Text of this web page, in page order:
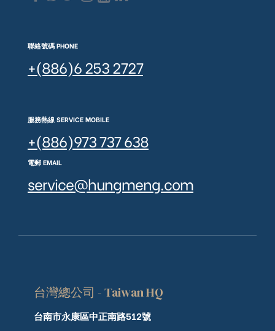
聯絡號碼 PHONE
+(886)6 253 2727
服務熱線 SERVICE MOBILE
+(886)973 737 638
電郵 EMAIL
service@hungmeng.com
台灣總公司 - Taiwan HQ
台南市永康區中正南路512號